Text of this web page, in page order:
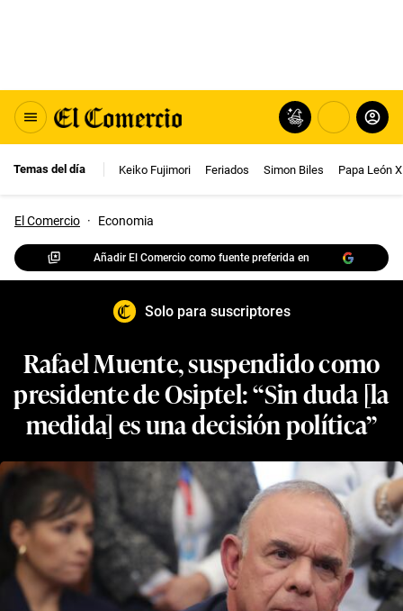
Temas del día Keiko Fujimori Feriados Simon Biles Papa León
El Comercio · Economia
Añadir El Comercio como fuente preferida en
Solo para suscriptores
Rafael Muente, suspendido como
presidente de Osiptel: “Sin duda [la
medida] es una decisión política”